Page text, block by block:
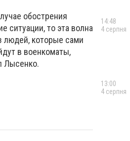
обострения
ситуации, то эта волна
людей, которые сами
в военкоматы,
Лысенко.
14:48
4 серпня
13:00
4 серпня